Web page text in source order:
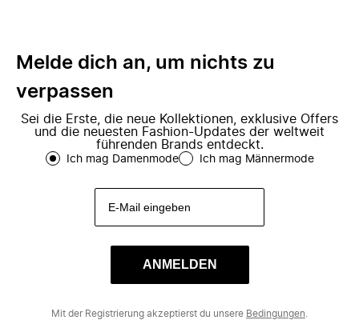
Melde dich an, um nichts zu
verpassen
Sei die Erste, die neue Kollektionen, exklusive Offers
und die neuesten Fashion-Updates der weltweit
führenden Brands entdeckt.
Ich mag Damenmode Ich mag Männermode
ANMELDEN
Mit der Registrierung akzeptierst du unsere Bedingungen